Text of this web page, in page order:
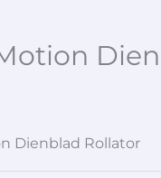
Dienblad Rollator